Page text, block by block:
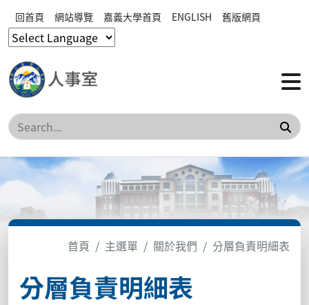
回首頁 網站導覽 嘉義大學首頁 ENGLISH 舊版網頁
搜
首頁 主選單 關於我們 分層負責明細表
分層負責明細表